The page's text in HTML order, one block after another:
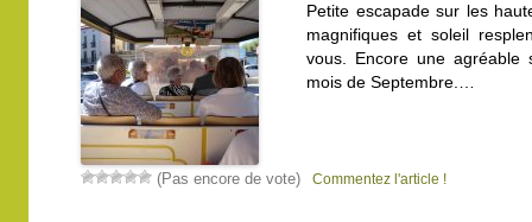
Petite escapade sur les
magnifiques et soleil
vous. Encore une
mois de Septembre.…
(Pas encore de vote) Commentez l'article !